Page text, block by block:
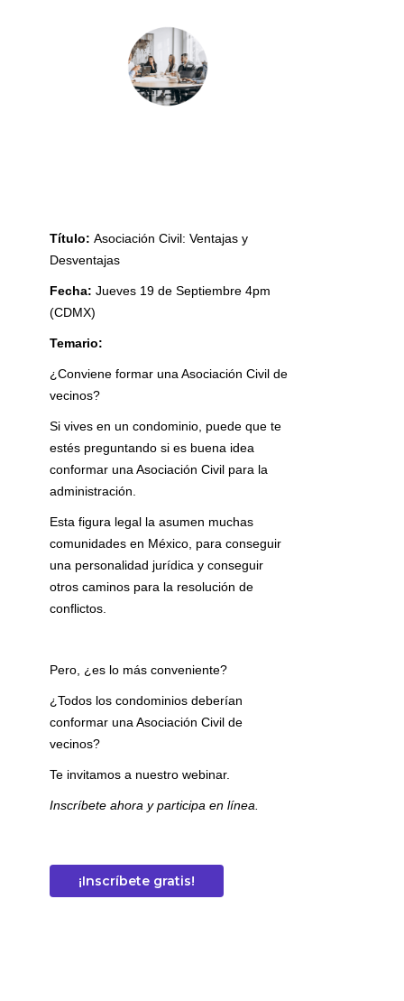
Título: Asociación Civil: Ventajas y
Desventajas
Fecha: Jueves 19 de Septiembre 4pm
(CDMX)
Temario:
¿Conviene formar una Asociación Civil de
vecinos?
Si vives en un condominio, puede que te
estés preguntando si es buena idea
conformar una Asociación Civil para la
administración.
Esta figura legal la asumen muchas
comunidades en México, para conseguir
una personalidad jurídica y conseguir
otros caminos para la resolución de
conflictos.
Pero, ¿es lo más conveniente?
¿Todos los condominios deberían
conformar una Asociación Civil de
vecinos?
Te invitamos a nuestro webinar.
Inscríbete ahora y participa en línea.
¡Inscríbete gratis!